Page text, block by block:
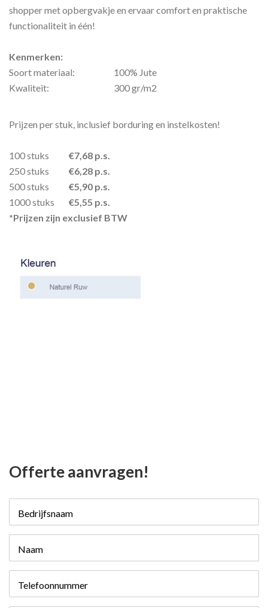
shopper met opbergvakje en ervaar comfort en praktische
functionaliteit in één!
Kenmerken:
Soort materiaal:
100% Jute
Kwaliteit:
300 gr/m2
Prijzen per stuk, inclusief borduring en instelkosten!
100 stuks
€7,68 p.s.
250 stuks
€6,28 p.s.
500 stuks
€5,90 p.s.
1000 stuks
€5,55 p.s.
*Prijzen zijn exclusief BTW
Offerte aanvragen!
Bedrijfsnaam
Naam
Telefoonnummer